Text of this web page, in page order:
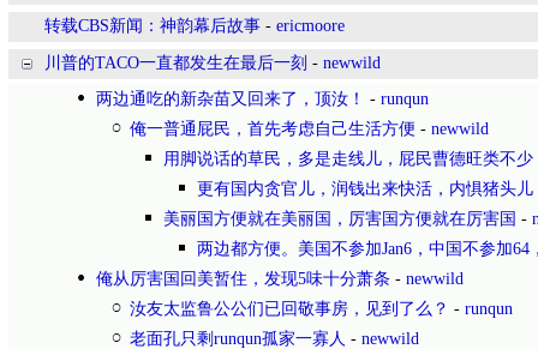
转载CBS新闻：神韵幕后故事 - ericmoore
川普的TACO一直都发生在最后一刻 - newwild
两边通吃的新杂苗又回来了，顶汝！
- runqun
俺一普通屁民，首先考虑自己生活方便 - newwild
用脚说话的草民，多是走线儿，屁民曹德旺类不少
更有国内贪官儿，润钱出来快活，内惧猪头儿
美丽国方便就在美丽国，厉害国方便就在厉害国 -
两边都方便。美国不参加Jan6，中国不参加64
俺从厉害国回美暂住，发现5味十分萧条 - newwild
汝友太监鲁公公们已回敬事房，见到了么？ - runqun
老面孔只剩runqun孤家一寡人 - newwild